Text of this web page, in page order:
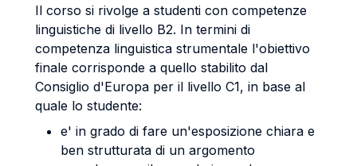
Il corso si rivolge a studenti con competenze
linguistiche di livello B2. In termini di
competenza linguistica strumentale l'obiettivo
finale corrisponde a quello stabilito dal
Consiglio d'Europa per il livello C1, in base al
quale lo studente:
e' in grado di fare un'esposizione chiara e
ben strutturata di un argomento